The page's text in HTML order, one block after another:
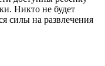
Никто не будет
силы на развлечения